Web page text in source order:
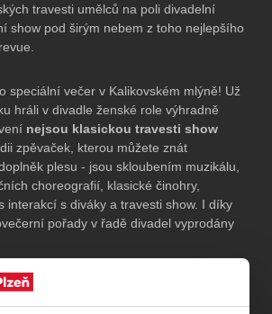
travesti umělců na poli divadelní
show pod širým nebem z toho nejlepšího
speciální večer v Kalikovském mlýně! Už
hráli v divadle ženské role výhradně
nejsou klasickou travesti show
zpěvaček, kterou můžete znát
plesu - jsou skloubením muzikálu,
choreografií, klasické činohry,
interakcí s diváky a travesti show. I díky
pořady v řadě divadel vyprodány
divadel a kulturních domů po celé